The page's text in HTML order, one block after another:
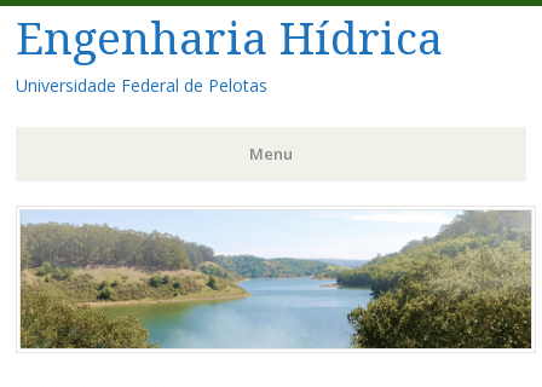
Engenharia Hídrica
Universidade Federal de Pelotas
Menu
Pular
para
o
conteúdo